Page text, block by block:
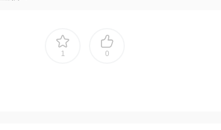
1 0